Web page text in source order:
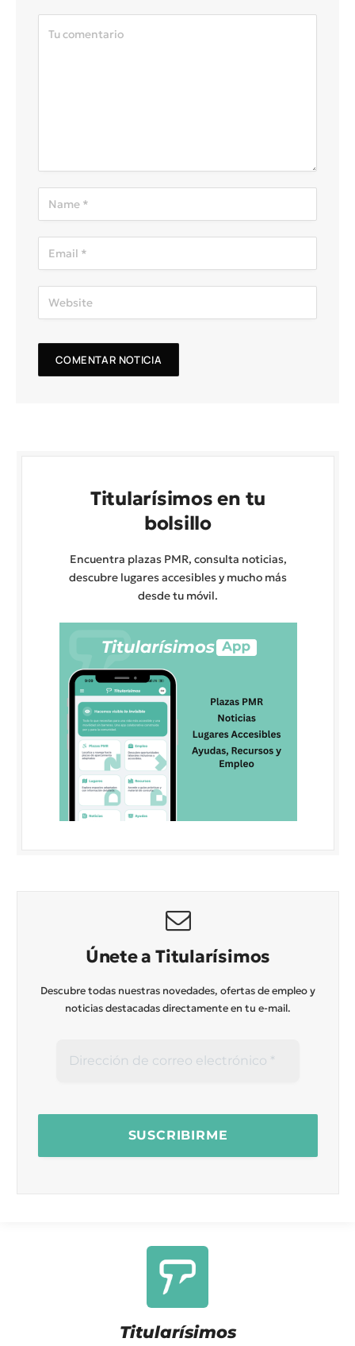
Titularísimos en tu
bolsillo
Encuentra plazas PMR, consulta noticias,
descubre lugares accesibles y mucho más
desde tu móvil.
Únete a Titularísimos
Descubre todas nuestras novedades, ofertas de empleo y
noticias destacadas directamente en tu e-mail.
Titularísimos